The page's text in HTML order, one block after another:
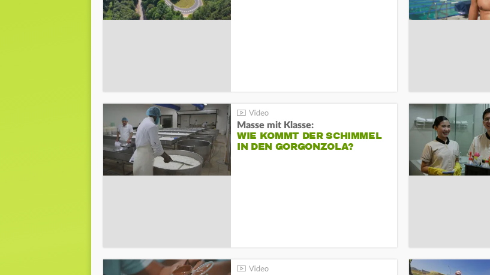
Masse mit Klasse:
WIE KOMMT DER SCHIMMEL
IN DEN GORGONZOLA?